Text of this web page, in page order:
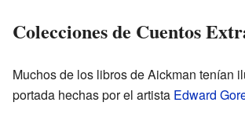
Colecciones de Cuentos
Muchos de los libros de Aickman tenían
portada hechas por el artista Edward